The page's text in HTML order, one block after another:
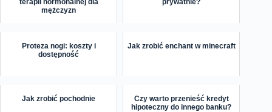
terapii hormonalnej dla
mężczyzn
prywatnie?
Proteza nogi: koszty i
dostępność
Jak zrobić enchant w minecraft
Jak zrobić pochodnie
Czy warto przenieść kredyt
hipoteczny do innego banku?